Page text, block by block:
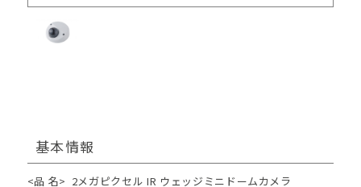
基本情報
<品 名> 2メガピクセル IR ウェッジミニドームカメラ